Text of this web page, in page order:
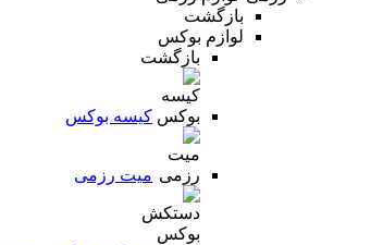
بازگشت
لوازم بوکس
بازگشت
کیسه بوکس
میت رزمی